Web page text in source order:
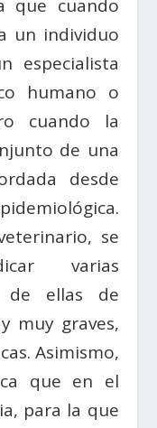
que cuando
un individuo
especialista
humano o
cuando la
de una
desde
se
varias
de ellas de
muy graves,
Asimismo,
que en el
para la que